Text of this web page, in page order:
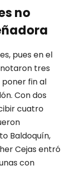
no
pues en el
tres
fin al
Con dos
cuatro
Baldoquín,
Cejas entró
con